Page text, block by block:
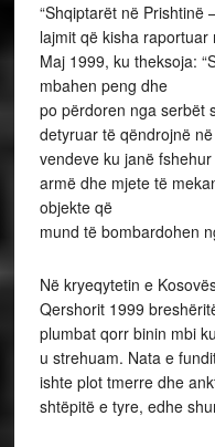
“Shqiptarët në Prishtinë
lajmit që kisha
Maj 1999, ku theksoja:
mbahen peng dhe
po përdoren nga serbët
detyruar të qëndrojnë
vendeve ku janë fshehur
armë dhe mjete të
objekte që
mund të bombardohen
Në kryeqytetin e
Qershorit 1999
plumbat qorr binin mbi
u strehuam. Nata e
ishte plot tmerre dhe
shtëpitë e tyre, edhe